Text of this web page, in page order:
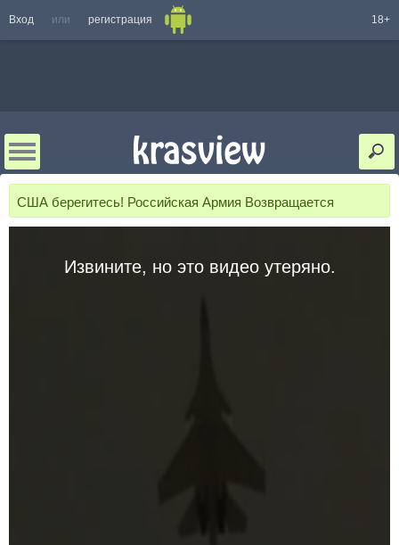
Вход или регистрация 18+
США берегитесь! Российская Армия Возвращается
Извините, но это видео утеряно.